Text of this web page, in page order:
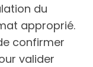
du
approprié.
confirmer
valider